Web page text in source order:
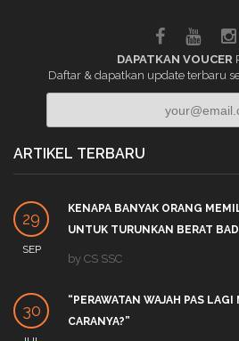
DAPATKAN VOUCER
Daftar & dapatkan update terbaru
ARTIKEL TERBARU
29
SEP
KENAPA BANYAK ORANG
UNTUK TURUNKAN BERAT
by CS SSC
30
“PERAWATAN WAJAH PAS
CARANYA?”